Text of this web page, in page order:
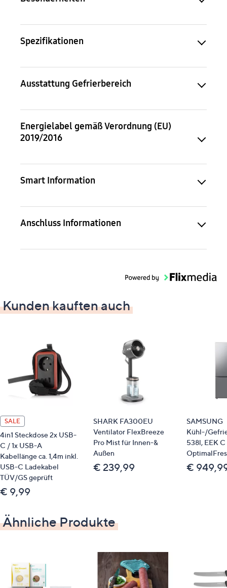
Spezifikationen
Ausstattung Gefrierbereich
Energielabel gemäß Verordnung (EU)
2019/2016
Smart Information
Anschluss Informationen
Kunden kauften auch
SALE
4in1 Steckdose 2x USB-
C / 1x USB-A
Kabellänge ca. 1,4m inkl.
USB-C Ladekabel
TÜV/GS geprüft
€ 9,99
SHARK FA300EU
Ventilator FlexBreeze
Pro Mist für Innen-&
Außen
€ 239,99
SAMSUNG
Kühl-/
538l, EEK
€
Ähnliche Produkte